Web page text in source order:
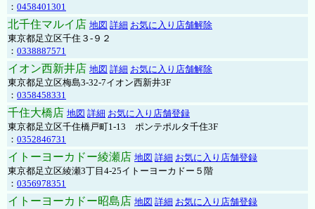
： 0458401301
北千住マルイ店 地図 詳細 お気に入り店舗解除
東京都足立区千住３-９２
： 0338887571
イオン西新井店 地図 詳細 お気に入り店舗解除
東京都足立区梅島3-32-7イオン西新井3F
： 0358458331
千住大橋店 地図 詳細 お気に入り店舗登録
東京都足立区千住橋戸町1-13 ポンテポルタ千住3F
： 0352846731
イトーヨーカドー綾瀬店 地図 詳細 お気に入り店舗登録
東京都足立区綾瀬3丁目4-25イトーヨーカドー５階
： 0356978351
イトーヨーカドー昭島店 地図 詳細 お気に入り店舗登録